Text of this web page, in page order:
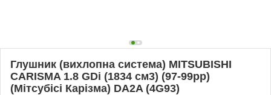
Глушник (вихлопна система) MITSUBISHI
CARISMA 1.8 GDi (1834 см3) (97-99рр)
(Мітсубісі Карізма) DA2A (4G93)